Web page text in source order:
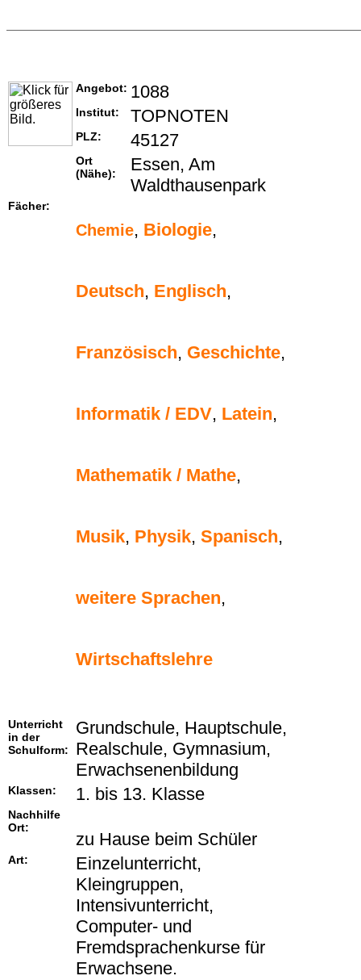
Angebot: 1088
Institut: TOPNOTEN
PLZ: 45127
Ort
(Nähe):
Essen, Am
Waldthausenpark
Fächer:
Chemie, Biologie,
Deutsch, Englisch,
Französisch, Geschichte,
Informatik / EDV, Latein,
Mathematik / Mathe,
Musik, Physik, Spanisch,
weitere Sprachen,
Wirtschaftslehre
Unterricht
in der
Schulform:
Grundschule, Hauptschule,
Realschule, Gymnasium,
Erwachsenenbildung
Klassen: 1. bis 13. Klasse
Nachhilfe
Ort:
zu Hause beim Schüler
Art:
Einzelunterricht,
Kleingruppen,
Intensivunterricht,
Computer- und
Fremdsprachenkurse für
Erwachsene.